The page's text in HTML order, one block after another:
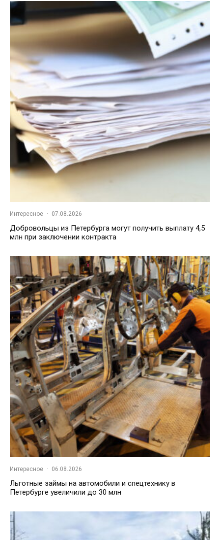
Интересное · 07.08.2026
Добровольцы из Петербурга могут получить выплату 4,5
млн при заключении контракта
Интересное · 06.08.2026
Льготные займы на автомобили и спецтехнику в
Петербурге увеличили до 30 млн